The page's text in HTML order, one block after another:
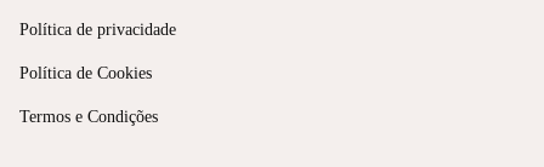
Política de privacidade
Política de Cookies
Termos e Condições